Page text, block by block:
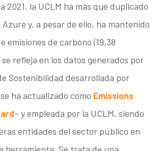
2021, la UCLM ha más que duplicado
y, a pesar de ello, ha mantenido
emisiones de carbono (19,38
se refleja en los datos generados por
Sostenibilidad desarrollada por
ha actualizado como Emissions
– y empleada por la UCLM, siendo
entidades del sector público en